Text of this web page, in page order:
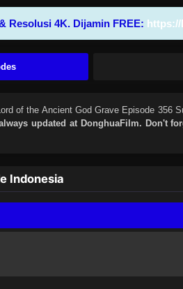
Resolusi 4K. Dijamin FREE:
Lord of the Ancient God Grave Episode 356
updated at DonghuaFilm. Don't
Indonesia